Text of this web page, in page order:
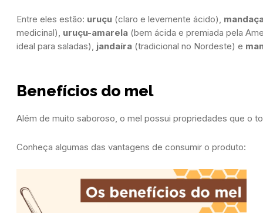
Entre eles estão: uruçu (claro e levemente ácido),
medicinal), uruçu-amarela (bem ácida e premiada pela
ideal para saladas), jandaíra (tradicional no Nordeste) e
Benefícios do mel
Além de muito saboroso, o mel possui propriedades que o
Conheça algumas das vantagens de consumir o produto: